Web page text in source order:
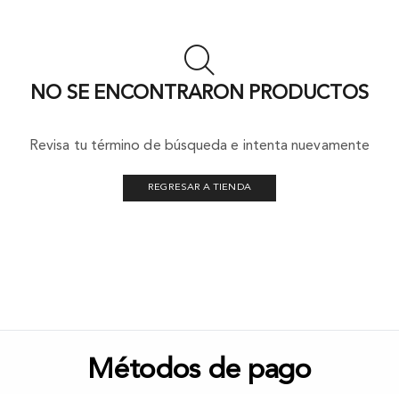
NO SE ENCONTRARON PRODUCTOS
Revisa tu término de búsqueda e intenta nuevamente
REGRESAR A TIENDA
Métodos de pago